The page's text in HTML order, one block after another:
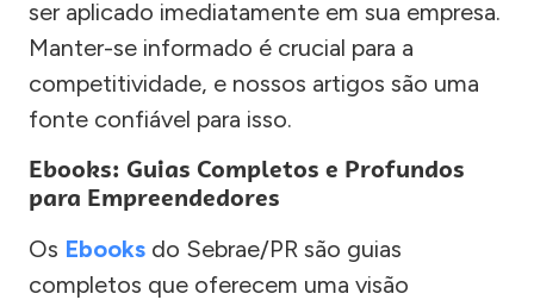
ser aplicado imediatamente em sua empresa.
Manter-se informado é crucial para a
competitividade, e nossos artigos são uma
fonte confiável para isso.
Ebooks: Guias Completos e Profundos
para Empreendedores
Os Ebooks do Sebrae/PR são guias
completos que oferecem uma visão